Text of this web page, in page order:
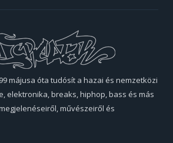
májusa óta tudósít a hazai és nemzetközi
elektronika, breaks, hiphop, bass és más
művészeiről és